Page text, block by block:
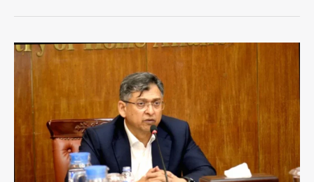
নৈশভোজ
বাতিল,
প্রধানমন্ত্রীর
নির্দেশে
সাশ্রয়
প্রায়